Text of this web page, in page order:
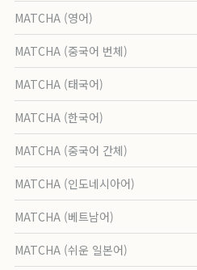
MATCHA (영어)
MATCHA (중국어 번체)
MATCHA (태국어)
MATCHA (한국어)
MATCHA (중국어 간체)
MATCHA (인도네시아어)
MATCHA (베트남어)
MATCHA (쉬운 일본어)